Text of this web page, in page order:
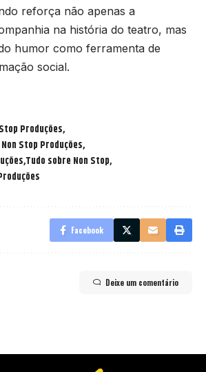
reforça não apenas a
na história do teatro, mas
humor como ferramenta de
social.
Produções
Stop Produções
Tudo sobre Non Stop
Facebook
Deixe um comentário